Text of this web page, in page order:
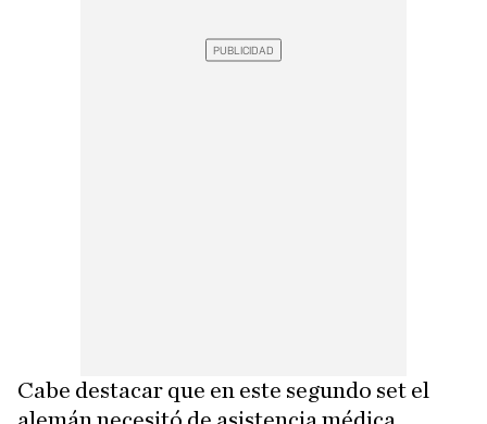
Cabe destacar que en este segundo set el